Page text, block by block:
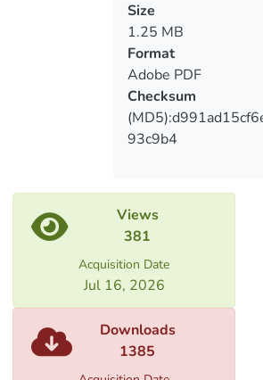
Size
1.25 MB
Format
Adobe PDF
Checksum
93c9b4
Views
381
Acquisition Date
Jul 16, 2026
Downloads
1385